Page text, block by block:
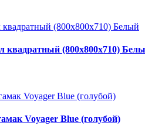
квадратный (800х800х710)
Voyager Blue (голубой)